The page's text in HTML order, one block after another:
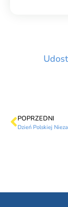
POPRZEDNI
Dzień Polskiej